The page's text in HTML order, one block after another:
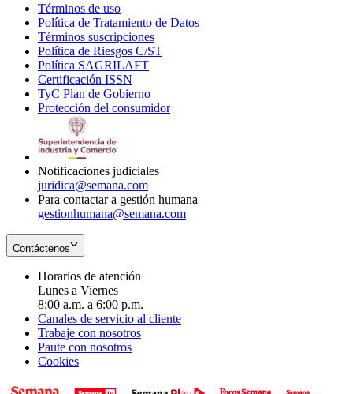
Términos de uso
in
new
window
Política de Tratamiento de Datos
Términos suscripciones
in
Política de Riesgos C/ST
Política SAGRILAFT
new
window
Certificación ISSN
in
new
TyC Plan de Gobierno
in
Protección del consumidorOpens
Notificaciones judiciales
juridica@semana.com
Para contactar a gestión humana
gestionhumana@semana.com
Contáctenos
Horarios de atención
Lunes a Viernes
8:00 a.m. a 6:00 p.m.
Canales de servicio al cliente
Trabaje con nosotros
Paute con nosotros
Cookies